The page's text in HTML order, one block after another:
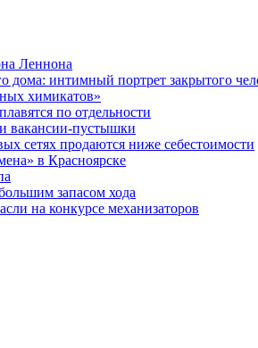
Леннона
интимный портрет закрытого
химикатов»
по отдельности
вакансии-пустышки
сетях продаются ниже себестоимости
в Красноярске
запасом хода
на конкурсе механизаторов